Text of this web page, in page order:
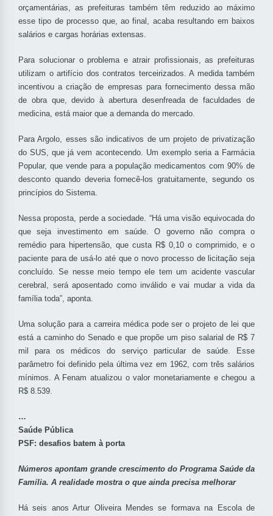
orçamentárias, as prefeituras também têm reduzido ao máximo
esse tipo de processo que, ao final, acaba resultando em baixos
salários e cargas horárias extensas.
Para solucionar o problema e atrair profissionais, as prefeituras
utilizam o artifício dos contratos terceirizados. A medida também
incentivou a criação de empresas para fornecimento dessa mão
de obra que, devido à abertura desenfreada de faculdades de
medicina, está maior que a demanda do mercado.
Para Argolo, esses são indicativos de um projeto de privatização
do SUS, que já vem acontecendo. Um exemplo seria a Farmácia
Popular, que vende para a população medicamentos com 90% de
desconto quando deveria fornecê-los gratuitamente, segundo os
princípios do Sistema.
Nessa proposta, perde a sociedade. “Há uma visão equivocada do
que seja investimento em saúde. O governo não compra o
remédio para hipertensão, que custa R$ 0,10 o comprimido, e o
paciente para de usá-lo até que o novo processo de licitação seja
concluído. Se nesse meio tempo ele tem um acidente vascular
cerebral, será aposentado como inválido e vai mudar a vida da
família toda”, aponta.
Uma solução para a carreira médica pode ser o projeto de lei que
está a caminho do Senado e que propõe um piso salarial de R$ 7
mil para os médicos do serviço particular de saúde. Esse
parâmetro foi definido pela última vez em 1962, com três salários
mínimos. A Fenam atualizou o valor monetariamente e chegou a
R$ 8.539.
…
Saúde Pública
PSF: desafios batem à porta
Números apontam grande crescimento do Programa Saúde da
Família. A realidade mostra o que ainda precisa melhorar
Há seis anos Artur Oliveira Mendes se formava na Escola de